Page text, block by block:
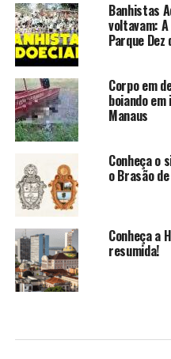
Banhistas
voltavam:
Parque
Corpo em
boiando
Manaus
Conheça o
o Brasão
Conheça a
resumida!